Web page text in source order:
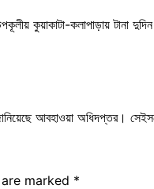
কুয়াকাটা-কলাপাড়ায় টানা
আবহাওয়া অধিদপ্তর।
marked *